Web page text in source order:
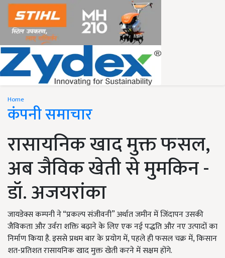
Home
कंपनी समाचार
रासायनिक खाद मुक्त फसल,
अब जैविक खेती से मुमकिन -
डॉ. अजयरांका
जायडेक्स कम्पनी ने “प्रकल्प संजीवनी” अर्थात जमीन में जिंदापन उसकी
जैविकता और उर्वरा शक्ति बढ़ाने के लिए एक नई पद्धति और नए उत्पादों का
निर्माण किया है. इससे प्रथम बार के प्रयोग में, पहले ही फसल चक्र में, किसान
शत-प्रतिशत रासायनिक खाद मुक्त खेती करने में सक्षम होंगे.